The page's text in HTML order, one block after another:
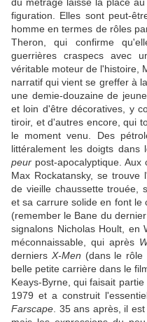
figuration. Elles sont peut-
homme en termes de rôles
Theron, qui confirme
guerrières craspecs avec
véritable moteur de l'histoire,
narratif qui vient se greffer à
une demie-douzaine de
et loin d'être décoratives, y
tiroir, et d'autres encore, qui
le moment venu. Des
littéralement les doigts dans
peur post-apocalyptique.
Max Rockatansky, se trouve
de vieille chaussette trouée,
et sa carrure solide en font le
(remember le Bane du dernier
signalons Nicholas Hoult, en
méconnaissable, qui après
derniers X-Men (dans le rôle
belle petite carrière dans le
Keays-Byrne, qui faisait
1979 et a construit
Farscape . 35 ans après, il